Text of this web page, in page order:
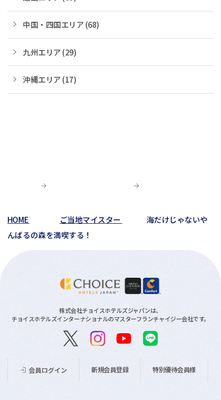
中国・四国エリア (68)
九州エリア (29)
沖縄エリア (17)
HOME ご当地マイスター
海だけじゃないや
んばるの森を満喫する！
株式会社チョイスホテルズジャパンは、
チョイスホテルズインターナショナルのマスターフランチャイジー会社です。
会員ログイン 新規会員登録 特別優待会員様